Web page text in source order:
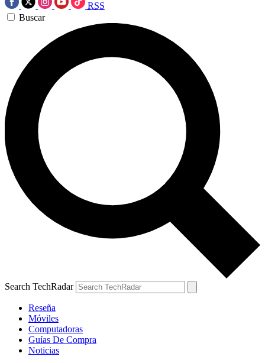
RSS
Buscar
Search TechRadar
Reseña
Móviles
Computadoras
Guías De Compra
Noticias